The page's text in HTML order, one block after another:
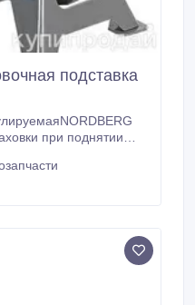
подставка
при поднятии